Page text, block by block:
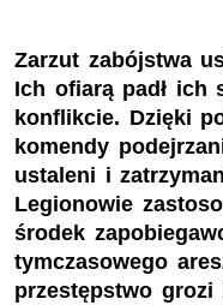
Zarzut zabójstwa
Ich ofiarą padł ich
konflikcie. Dzięki
komendy
ustaleni i
Legionowie
środek
tymczasowego
przestępstwo grozi